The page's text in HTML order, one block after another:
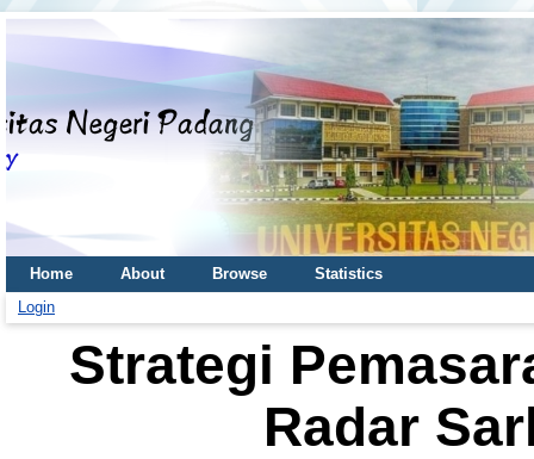
Home About Browse
Statistics
Login
Strategi
Radar